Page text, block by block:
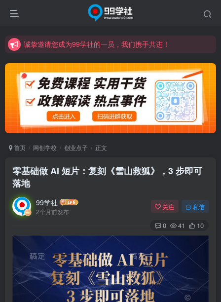
诚挚邀请您成为99学社的一员，我们携手共进！
诚挚邀请您成为99学社的一员，我们携手共进！
学习路上不孤独，99学社与你同行！分享全网优质VIP资源，炒股教程、创业教程、网络营销教程、自媒体短视频教程等，长期更新各大精品创业项目！
首页 网创学校 创业点子 正文
零基础做 AI 短片：复刻《雪山救狐》，3 步即可
落地
99学社
2个月前发布
关注 私信
0 41 10